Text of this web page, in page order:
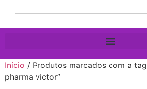
Início / Produtos marcados com a tag
pharma victor”